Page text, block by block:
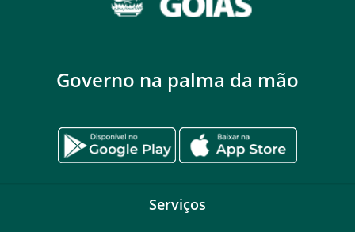
Governo na palma da mão
Serviços